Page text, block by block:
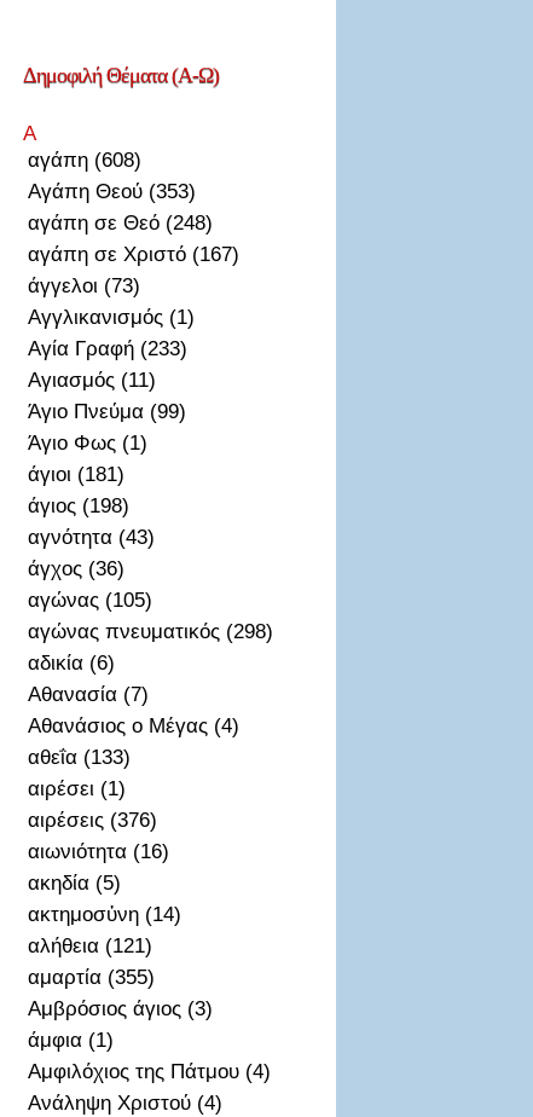
ΔημοφιλήΘέματα (Α-Ω)
Α
αγάπη (608)
Αγάπη Θεού (353)
αγάπη σε Θεό (248)
αγάπη σε Χριστό (167)
άγγελοι (73)
Αγγλικανισμός (1)
Αγία Γραφή (233)
Αγιασμός (11)
Άγιο Πνεύμα (99)
Άγιο Φως (1)
άγιοι (181)
άγιος (198)
αγνότητα (43)
άγχος (36)
αγώνας (105)
αγώνας πνευματικός (298)
αδικία (6)
Αθανασία (7)
Αθανάσιος ο Μέγας (4)
αθεΐα (133)
αιρέσει (1)
αιρέσεις (376)
αιωνιότητα (16)
ακηδία (5)
ακτημοσὐνη (14)
αλήθεια (121)
αμαρτία (355)
Αμβρόσιος άγιος (3)
άμφια (1)
Αμφιλόχιος της Πάτμου (4)
Ανάληψη Χριστού (4)